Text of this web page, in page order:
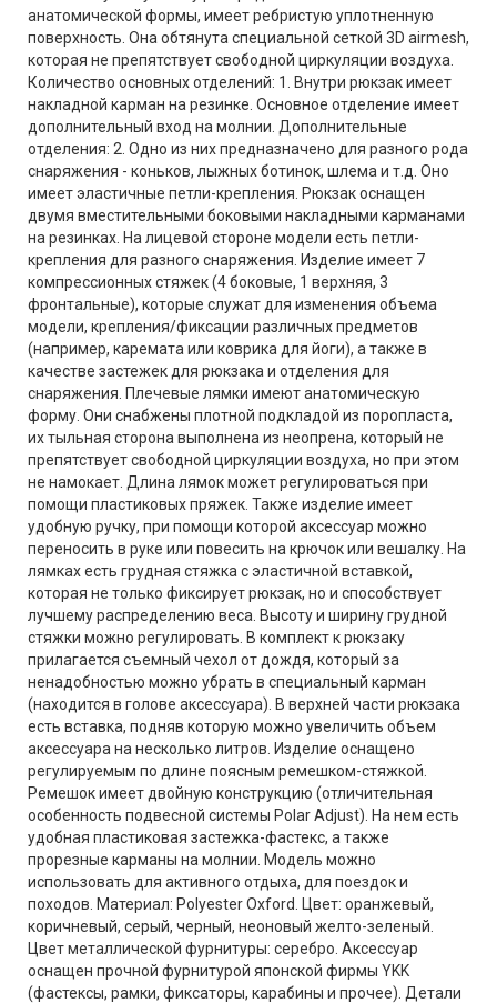
анатомической формы, имеет ребристую уплотненную
поверхность. Она обтянута специальной сеткой 3D airmesh,
которая не препятствует свободной циркуляции воздуха.
Количество основных отделений: 1. Внутри рюкзак имеет
накладной карман на резинке. Основное отделение имеет
дополнительный вход на молнии. Дополнительные
отделения: 2. Одно из них предназначено для разного рода
снаряжения - коньков, лыжных ботинок, шлема и т.д. Оно
имеет эластичные петли-крепления. Рюкзак оснащен
двумя вместительными боковыми накладными карманами
на резинках. На лицевой стороне модели есть петли-
крепления для разного снаряжения. Изделие имеет 7
компрессионных стяжек (4 боковые, 1 верхняя, 3
фронтальные), которые служат для изменения объема
модели, крепления/фиксации различных предметов
(например, каремата или коврика для йоги), а также в
качестве застежек для рюкзака и отделения для
снаряжения. Плечевые лямки имеют анатомическую
форму. Они снабжены плотной подкладой из поропласта,
их тыльная сторона выполнена из неопрена, который не
препятствует свободной циркуляции воздуха, но при этом
не намокает. Длина лямок может регулироваться при
помощи пластиковых пряжек. Также изделие имеет
удобную ручку, при помощи которой аксессуар можно
переносить в руке или повесить на крючок или вешалку. На
лямках есть грудная стяжка с эластичной вставкой,
которая не только фиксирует рюкзак, но и способствует
лучшему распределению веса. Высоту и ширину грудной
стяжки можно регулировать. В комплект к рюкзаку
прилагается съемный чехол от дождя, который за
ненадобностью можно убрать в специальный карман
(находится в голове аксессуара). В верхней части рюкзака
есть вставка, подняв которую можно увеличить объем
аксессуара на несколько литров. Изделие оснащено
регулируемым по длине поясным ремешком-стяжкой.
Ремешок имеет двойную конструкцию (отличительная
особенность подвесной системы Polar Adjust). На нем есть
удобная пластиковая застежка-фастекс, а также
прорезные карманы на молнии. Модель можно
использовать для активного отдыха, для поездок и
походов. Материал: Polyester Oxford. Цвет: оранжевый,
коричневый, серый, черный, неоновый желто-зеленый.
Цвет металлической фурнитуры: серебро. Аксессуар
оснащен прочной фурнитурой японской фирмы YKK
(фастексы, рамки, фиксаторы, карабины и прочее). Детали